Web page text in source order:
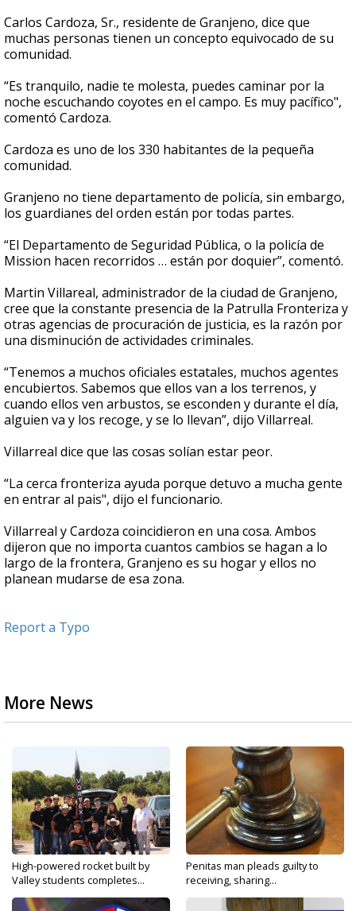
Carlos Cardoza, Sr., residente de Granjeno, dice que
muchas personas tienen un concepto equivocado de su
comunidad.
“Es tranquilo, nadie te molesta, puedes caminar por la
noche escuchando coyotes en el campo. Es muy pacífico",
comentó Cardoza.
Cardoza es uno de los 330 habitantes de la pequeña
comunidad.
Granjeno no tiene departamento de policía, sin embargo,
los guardianes del orden están por todas partes.
“El Departamento de Seguridad Pública, o la policía de
Mission hacen recorridos … están por doquier”, comentó.
Martin Villareal, administrador de la ciudad de Granjeno,
cree que la constante presencia de la Patrulla Fronteriza y
otras agencias de procuración de justicia, es la razón por
una disminución de actividades criminales.
“Tenemos a muchos oficiales estatales, muchos agentes
encubiertos. Sabemos que ellos van a los terrenos, y
cuando ellos ven arbustos, se esconden y durante el día,
alguien va y los recoge, y se lo llevan”, dijo Villarreal.
Villarreal dice que las cosas solían estar peor.
“La cerca fronteriza ayuda porque detuvo a mucha gente
en entrar al pais", dijo el funcionario.
Villarreal y Cardoza coincidieron en una cosa. Ambos
dijeron que no importa cuantos cambios se hagan a lo
largo de la frontera, Granjeno es su hogar y ellos no
planean mudarse de esa zona.
Report a Typo
More News
High-powered rocket built by
Valley students completes...
Penitas man pleads guilty to
receiving, sharing...